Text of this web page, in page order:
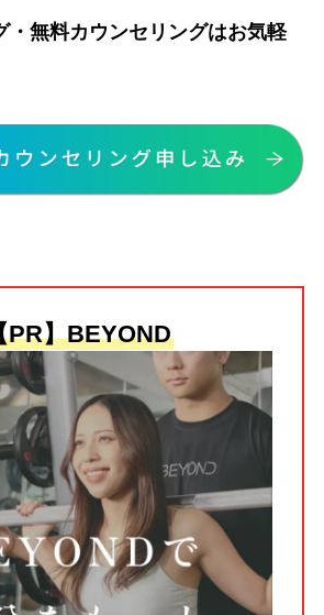
・無料カウンセリングはお気軽
PR】BEYOND